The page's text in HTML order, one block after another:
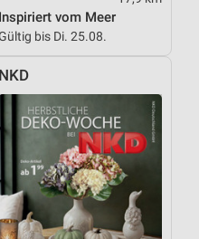
Inspiriert vom Meer
bis Di. 25.08.
NKD